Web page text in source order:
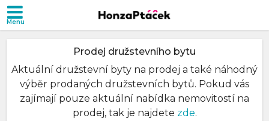
Prodej družstevního bytu
Aktuální družstevní byty na prodej a také náhodný
výběr prodaných družstevních bytů. Pokud vás
zajímají pouze aktuální nabídka nemovitostí na
prodej, tak je najdete zde.